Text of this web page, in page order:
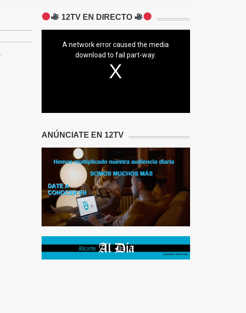
12TV EN DIRECTO
A network error caused the media
download to fail part-way.
ANÚNCIATE EN 12TV